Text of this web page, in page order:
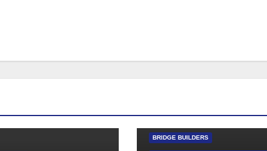
BRIDGE BUILDERS